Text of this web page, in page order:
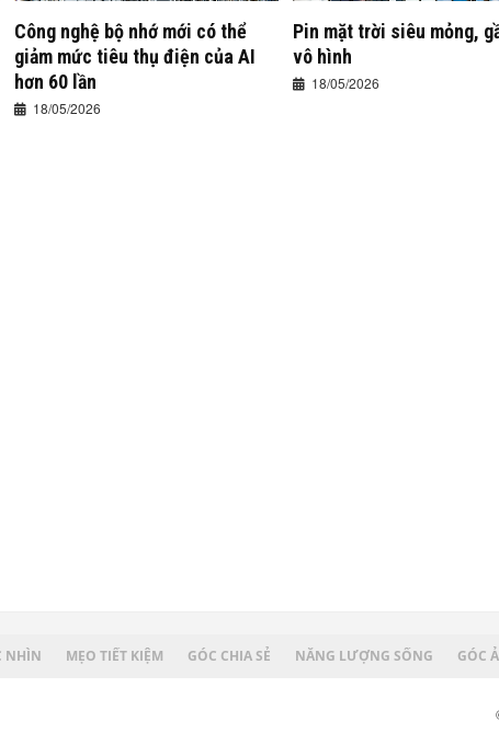
Công nghệ bộ nhớ mới có thể
giảm mức tiêu thụ điện của AI
hơn 60 lần
18/05/2026
Pin mặt trời siêu mỏng,
vô hình
18/05/2026
NHÌN MẸO TIẾT KIỆM GÓC CHIA SẺ NĂNG LƯỢNG SỐNG GÓC